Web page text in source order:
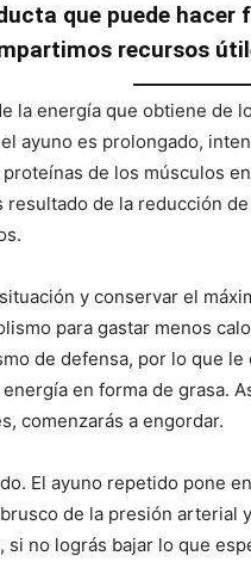
que puede
recursos
la energía que obtiene de
ayuno es prolongado,
de los músculos
de la reducción
y conservar el
para gastar menos
de defensa, por lo que le
en forma de grasa.
comenzarás a engordar.
El ayuno repetido pone
de la presión arterial
si no lográs bajar lo que